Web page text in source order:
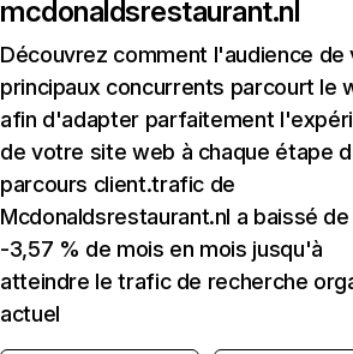
mcdonaldsrestaurant.nl
Découvrez comment l'audience de
principaux concurrents parcourt le
afin d'adapter parfaitement
de votre site web à chaque étape
parcours client.trafic de
Mcdonaldsrestaurant.nl a baissé de
-3,57 % de mois en mois jusqu'à
atteindre le trafic de recherche
actuel